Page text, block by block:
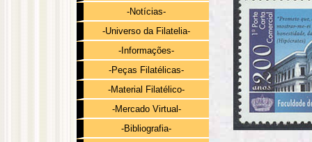
-Notícias-
-Universo da Filatelia-
-Informações-
-Peças Filatélicas-
-Material Filatélico-
-Mercado Virtual-
-Bibliografia-